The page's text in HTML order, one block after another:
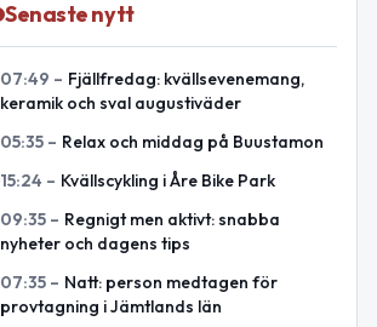
Senaste nytt
07:49 – Fjällfredag: kvällsevenemang,
keramik och sval augustiväder
05:35 – Relax och middag på Buustamon
15:24 – Kvällscykling i Åre Bike Park
09:35 – Regnigt men aktivt: snabba
nyheter och dagens tips
07:35 – Natt: person medtagen för
provtagning i Jämtlands län